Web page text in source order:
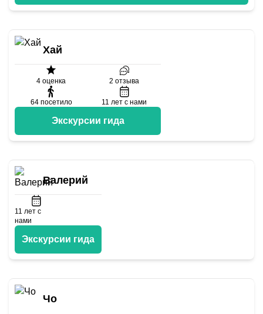
Хай
4 оценка 2 отзыва
64 посетило 11 лет с нами
Экскурсии гида
Валерий
11 лет с
нами
Экскурсии гида
Чо